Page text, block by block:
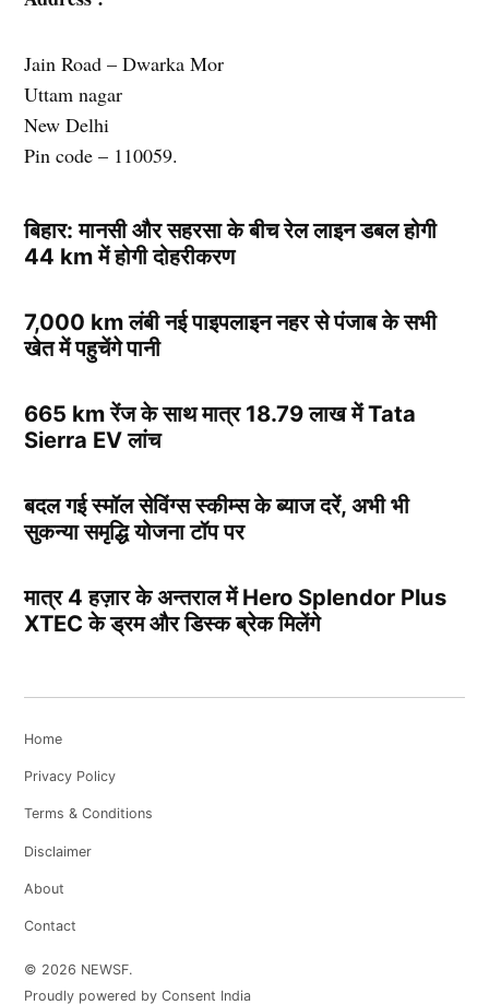
Jain Road – Dwarka Mor
Uttam nagar
New Delhi
Pin code – 110059.
बिहार: मानसी और सहरसा के बीच रेल लाइन डबल होगी
44 km में होगी दोहरीकरण
7,000 km लंबी नई पाइपलाइन नहर से पंजाब के सभी
खेत में पहुचेंगे पानी
665 km रेंज के साथ मात्र 18.79 लाख में Tata
Sierra EV लांच
बदल गई स्मॉल सेविंग्स स्कीम्स के ब्याज दरें, अभी भी
सुकन्या समृद्धि योजना टॉप पर
मात्र 4 हज़ार के अन्तराल में Hero Splendor Plus
XTEC के ड्रम और डिस्क ब्रेक मिलेंगे
Home
Privacy Policy
Terms & Conditions
Disclaimer
About
Contact
© 2026 NEWSF.
Proudly powered by Consent India